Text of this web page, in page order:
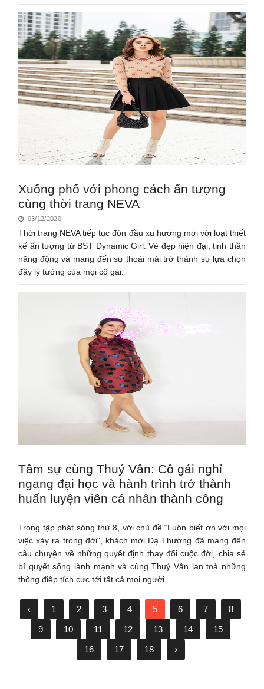
Xuống phố với phong cách ấn tượng
cùng thời trang NEVA
03/12/2020
Thời trang NEVA tiếp tục đón đầu xu hướng mới với loạt thiết
kế ấn tượng từ BST Dynamic Girl. Vẻ đẹp hiện đại, tinh thần
năng động và mang đến sự thoải mái trở thành sự lựa chọn
đầy lý tưởng của mọi cô gái.
Tâm sự cùng Thuý Vân: Cô gái nghỉ
ngang đại học và hành trình trở thành
huấn luyện viên cá nhân thành công
Trong tập phát sóng thứ 8, với chủ đề “Luôn biết ơn với mọi
việc xảy ra trong đời", khách mời Dạ Thương đã mang đến
câu chuyện về những quyết định thay đổi cuộc đời, chia sẻ
bí quyết sống lành mạnh và cùng Thuý Vân lan toả những
thông điệp tích cực tới tất cả mọi người.
‹ 1 2 3 4 5 6 7
8
9
10 11 12 13 14
15
16
17 18 ›